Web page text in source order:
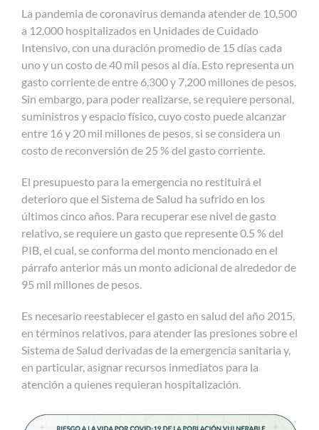
La pandemia de coronavirus demanda atender de 10,500
a 12,000 hospitalizados en Unidades de Cuidado
Intensivo, con una duración promedio de 15 días cada
uno y un costo de 40 mil pesos al día. Esto representa un
gasto corriente de entre 6,300 y 7,200 millones de pesos.
Sin embargo, para poder realizarse, se requiere personal,
suministros y espacio físico, cuyo costo puede alcanzar
entre 16 y 20 mil millones de pesos, si se considera un
costo de reconversión de 25 % del gasto corriente.
El presupuesto para la emergencia no restituirá el
deterioro que el Sistema de Salud ha sufrido en los
últimos cinco años. Para recuperar ese nivel de gasto
relativo, se requiere un gasto que represente 0.5 % del
PIB, el cual, se conforma del monto mencionado en el
párrafo anterior más un monto adicional de alrededor de
95 mil millones de pesos.
Es necesario reestablecer el gasto en salud del año 2015,
en términos relativos, para atender las presiones sobre el
Sistema de Salud derivadas de la emergencia sanitaria y,
en particular, asignar recursos inmediatos para la
atención a quienes requieran hospitalización.